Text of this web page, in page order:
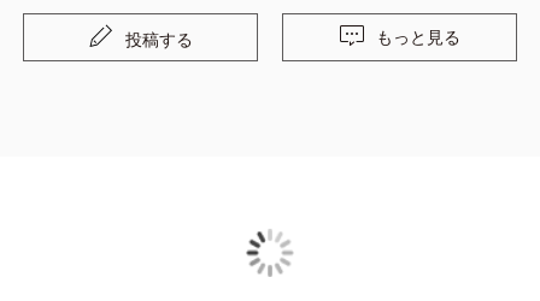
投稿する もっと見る